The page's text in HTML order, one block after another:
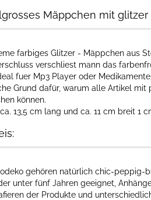
Mäppchen mit
farbiges Glitzer - Mäppchen aus
verschliest mann das
fuer Mp3 Player oder
Grund dafür, warum alle Artikel
können.
13,5 cm lang und ca. 11 cm breit 1
gehören natürlich chic-peppig-
unter fünf Jahren geeignet,
der Produkte und